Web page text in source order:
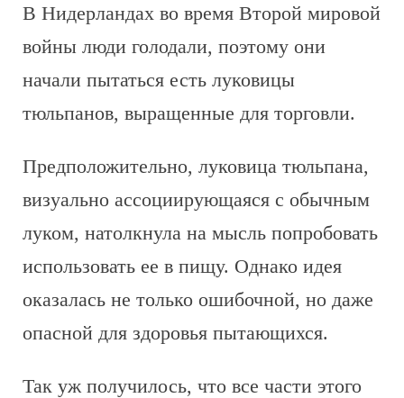
В Нидерландах во время Второй мировой
войны люди голодали, поэтому они
начали пытаться есть луковицы
тюльпанов, выращенные для торговли.
Предположительно, луковица тюльпана,
визуально ассоциирующаяся с обычным
луком, натолкнула на мысль попробовать
использовать ее в пищу. Однако идея
оказалась не только ошибочной, но даже
опасной для здоровья пытающихся.
Так уж получилось, что все части этого